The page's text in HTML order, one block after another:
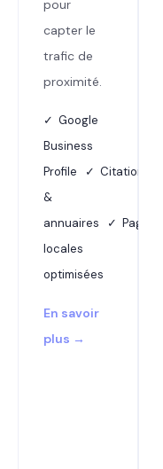
pour
capter le
trafic de
proximité.
✓ Google
Business
Profile ✓ Citations
&
annuaires ✓ Pages
locales
optimisées
En savoir
plus →